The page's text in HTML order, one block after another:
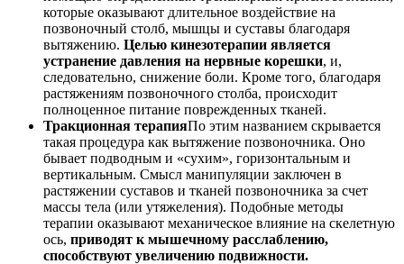
которые оказывают длительное воздействие на
позвоночный столб, мышцы и суставы благодаря
вытяжению. Целью кинезотерапии является
устранение давления на нервные корешки, и,
следовательно, снижение боли. Кроме того, благодаря
растяжениям позвоночного столба, происходит
полноценное питание поврежденных тканей.
Тракционная терапияПо этим названием скрывается
такая процедура как вытяжение позвоночника. Оно
бывает подводным и «сухим», горизонтальным и
вертикальным. Смысл манипуляции заключен в
растяжении суставов и тканей позвоночника за счет
массы тела (или утяжеления). Подобные методы
терапии оказывают механическое влияние на скелетную
ось, приводят к мышечному расслаблению,
способствуют увеличению подвижности.